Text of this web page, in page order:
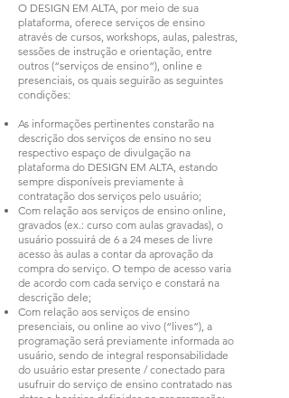
O DESIGN EM ALTA, por meio de sua
plataforma, oferece serviços de ensino
através de cursos, workshops, aulas, palestras,
sessões de instrução e orientação, entre
outros (“serviços de ensino”), online e
presenciais, os quais seguirão as seguintes
condições:
As informações pertinentes constarão na
descrição dos serviços de ensino no seu
respectivo espaço de divulgação na
plataforma do DESIGN EM ALTA, estando
sempre disponíveis previamente à
contratação dos serviços pelo usuário;
Com relação aos serviços de ensino online,
gravados (ex.: curso com aulas gravadas), o
usuário possuirá de 6 a 24 meses de livre
acesso às aulas a contar da aprovação da
compra do serviço. O tempo de acesso varia
de acordo com cada serviço e constará na
descrição dele;
Com relação aos serviços de ensino
presenciais, ou online ao vivo (“lives”), a
programação será previamente informada ao
usuário, sendo de integral responsabilidade
do usuário estar presente / conectado para
usufruir do serviço de ensino contratado nas